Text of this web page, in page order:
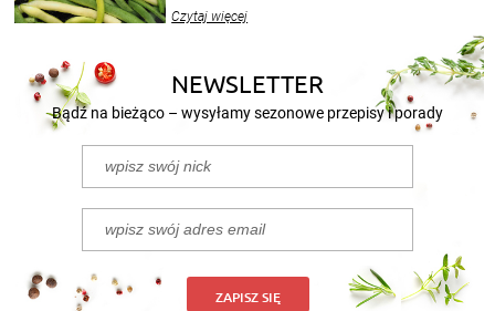
nasze propozycje!
Czytaj więcej
NEWSLETTER
Bądź na bieżąco – wysyłamy sezonowe przepisy i porady
ZAPISZ SIĘ